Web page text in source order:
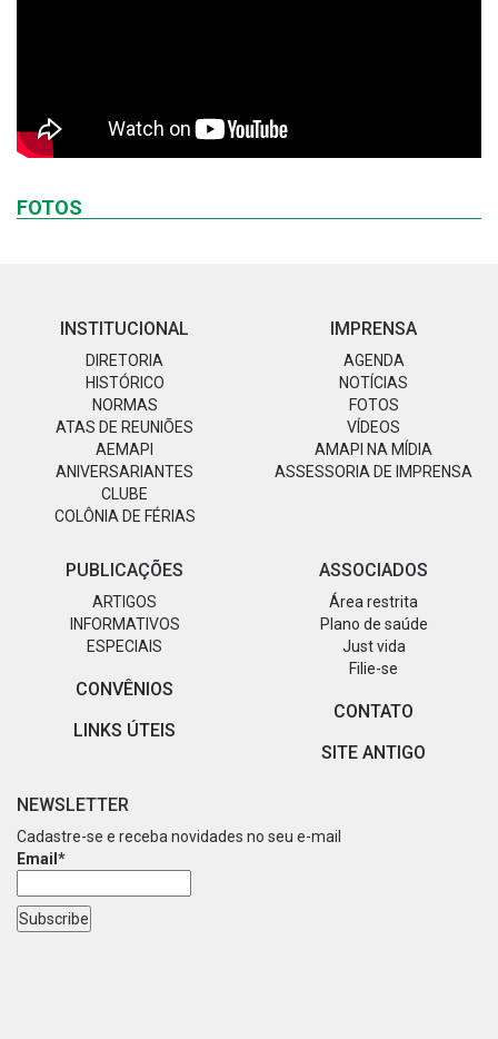
FOTOS
INSTITUCIONAL
DIRETORIA
HISTÓRICO
NORMAS
ATAS DE REUNIÕES
AEMAPI
ANIVERSARIANTES
CLUBE
COLÔNIA DE FÉRIAS
IMPRENSA
AGENDA
NOTÍCIAS
FOTOS
VÍDEOS
AMAPI NA MÍDIA
ASSESSORIA DE IMPRENSA
PUBLICAÇÕES
ARTIGOS
INFORMATIVOS
ESPECIAIS
CONVÊNIOS
LINKS ÚTEIS
ASSOCIADOS
Área restrita
Plano de saúde
Just vida
Filie-se
CONTATO
SITE ANTIGO
NEWSLETTER
Cadastre-se e receba novidades no seu e-mail
Email*